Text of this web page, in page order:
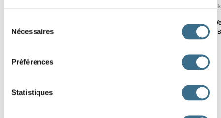
Nécessaires
Préférences
Statistiques
crossword-compiler.com